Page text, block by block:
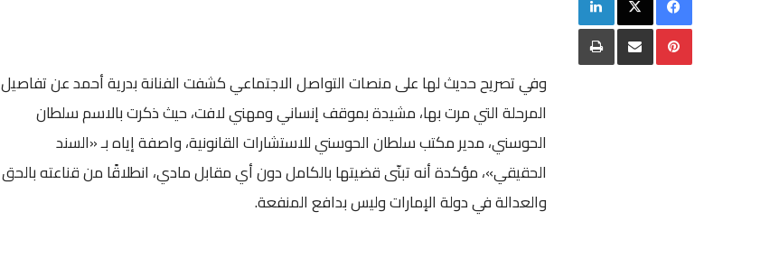
وفي تصريح حديث لها على منصات التواصل الاجتماعي كشفت الفنانة بدرية أحمد عن تفاصيل
المرحلة التي مرت بها، مشيدة بموقف إنساني ومهني لافت، حيث ذكرت بالاسم سلطان
الحوسني، مدير مكتب سلطان الحوسني للاستشارات القانونية، واصفة إياه بـ «السند
الحقيقي»، مؤكدة أنه تبنّى قضيتها بالكامل دون أي مقابل مادي، انطلاقًا من قناعته بالحق
والعدالة في دولة الإمارات وليس بدافع المنفعة.
بينتيريستمشاركة عبر البريد طباعة